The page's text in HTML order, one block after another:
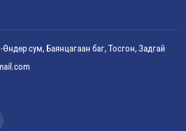
сум, Баянцагаан баг, Тосгон, Задгай